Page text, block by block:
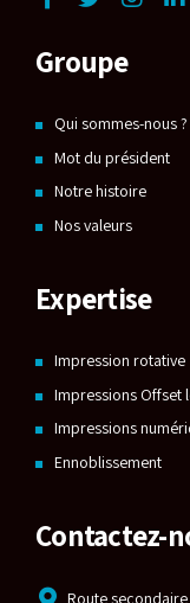
Groupe
Qui sommes-nous ?
Mot du président
Notre histoire
Nos valeurs
Expertise
Impression rotative
Impressions Offset
Impressions
Ennoblissement
Contactez-
Route